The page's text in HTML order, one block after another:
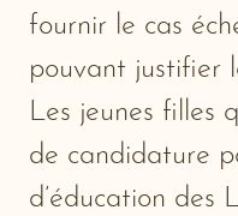
fournir le cas
pouvant justifier
Les jeunes filles
de candidature
d’éducation des